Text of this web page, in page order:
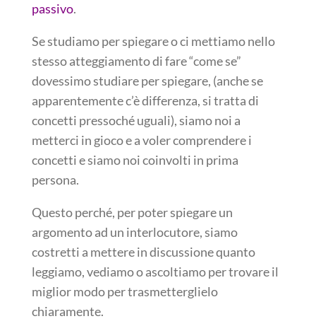
passivo.
Se studiamo per spiegare o ci mettiamo nello
stesso atteggiamento di fare “come se”
dovessimo studiare per spiegare, (anche se
apparentemente c’è differenza, si tratta di
concetti pressoché uguali), siamo noi a
metterci in gioco e a voler comprendere i
concetti e siamo noi coinvolti in prima
persona.
Questo perché, per poter spiegare un
argomento ad un interlocutore, siamo
costretti a mettere in discussione quanto
leggiamo, vediamo o ascoltiamo per trovare il
miglior modo per trasmetterglielo
chiaramente.